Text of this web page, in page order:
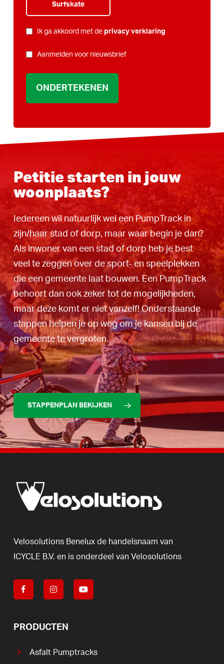
Surfskate
PRIVACYIk ga akkoord met de privacy verklaring
NIEUWSBRIEF
Aanmelden voor nieuwsbrief
Petitie starten in jouw
woonplaats?
Iedereen wil natuurlijk wel een PumpTrack in
zijn/haar stad of dorp, maar waar begin je dan?
Als inwoner van een stad of dorp heb je best
veel te zeggen over de sport- en speelplekken
die een gemeente laat bouwen. Een PumpTrack
behoort dan ook zeker tot de mogelijkheden,
maar deze komt er niet vanzelf! Onderstaande
stappen helpen je op weg om je kansen bij de
gemeente te vergroten.
STAPPENPLAN BEKIJKEN
Velosolutions Benelux de handelsnaam van
ICYCLE B.V. en is onderdeel van Velosolutions
PRODUCTEN
Asfalt Pumptracks